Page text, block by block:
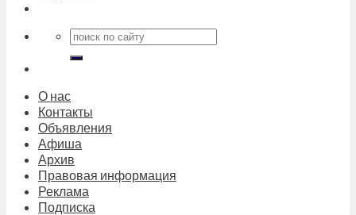
О нас
Контакты
Объявления
Афиша
Архив
Правовая информация
Реклама
Подписка